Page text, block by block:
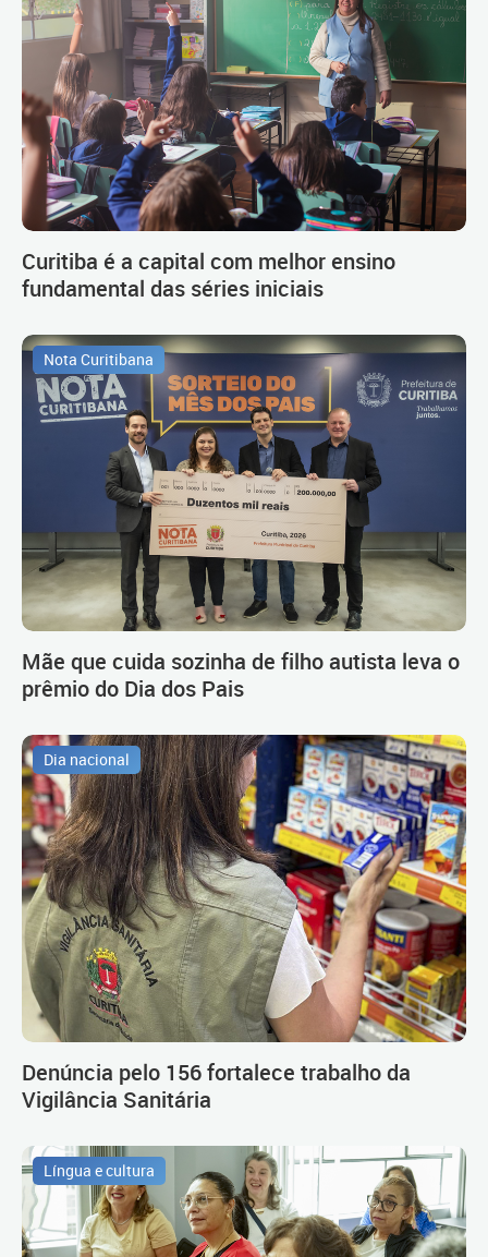
Curitiba é a capital com melhor ensino
fundamental das séries iniciais
Nota Curitibana
Mãe que cuida sozinha de filho autista leva o
prêmio do Dia dos Pais
Dia nacional
Denúncia pelo 156 fortalece trabalho da
Vigilância Sanitária
Língua e cultura